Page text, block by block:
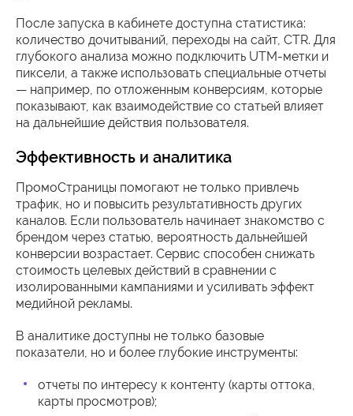
После запуска в кабинете доступна статистика:
количество дочитываний, переходы на сайт, CTR. Для
глубокого анализа можно подключить UTM-метки и
пиксели, а также использовать специальные отчеты
— например, по отложенным конверсиям, которые
показывают, как взаимодействие со статьей влияет
на дальнейшие действия пользователя.
Эффективность и аналитика
ПромоСтраницы помогают не только привлечь
трафик, но и повысить результативность других
каналов. Если пользователь начинает знакомство с
брендом через статью, вероятность дальнейшей
конверсии возрастает. Сервис способен снижать
стоимость целевых действий в сравнении с
изолированными кампаниями и усиливать эффект
медийной рекламы.
В аналитике доступны не только базовые
показатели, но и более глубокие инструменты:
отчеты по интересу к контенту (карты оттока,
карты просмотров);